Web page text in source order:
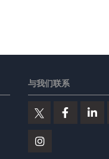
与我们联系